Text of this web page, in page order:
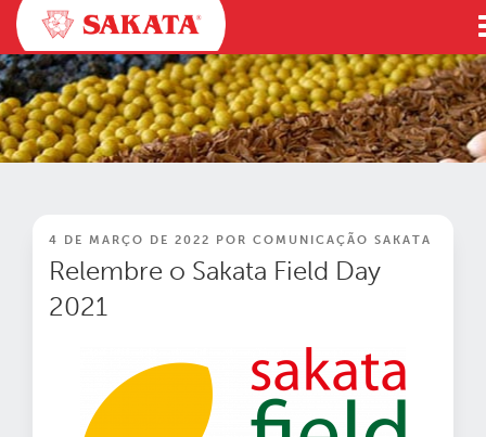
Pular
para
o
conteúdo
PUBLICADO
4 DE MARÇO DE 2022 POR COMUNICAÇÃO SAKATA
Relembre o Sakata Field Day
2021